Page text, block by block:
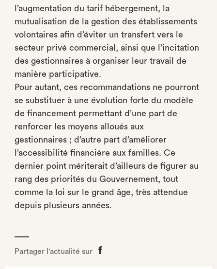
l’augmentation du tarif hébergement, la
mutualisation de la gestion des établissements
volontaires afin d’éviter un transfert vers le
secteur privé commercial, ainsi que l’incitation
des gestionnaires à organiser leur travail de
manière participative.
Pour autant, ces recommandations ne pourront
se substituer à une évolution forte du modèle
de financement permettant d’une part de
renforcer les moyens alloués aux
gestionnaires ; d’autre part d’améliorer
l’accessibilité financière aux familles. Ce
dernier point mériterait d’ailleurs de figurer au
rang des priorités du Gouvernement, tout
comme la loi sur le grand âge, très attendue
depuis plusieurs années.
Partager l'actualité sur
Partager